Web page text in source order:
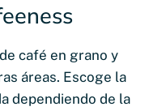
café en grano y
áreas. Escoge la
dependiendo de la